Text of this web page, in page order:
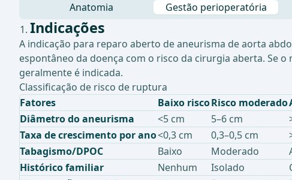
Brasileiro
Anatomia Gestão perioperatória
Indicações
A indicação para reparo aberto de aneurisma de aorta
espontâneo da doença com o risco da cirurgia aberta. Se
geralmente é indicada.
Classificação de risco de ruptura
Fatores
Baixo riscoRisco moderado
Diâmetro do aneurisma
<5 cm 5–6 cm
Taxa de crescimento por ano<0,3 cm 0,3–0,5 cm
Tabagismo/DPOC
Baixo Moderado
Histórico familiar
Nenhum Isolado